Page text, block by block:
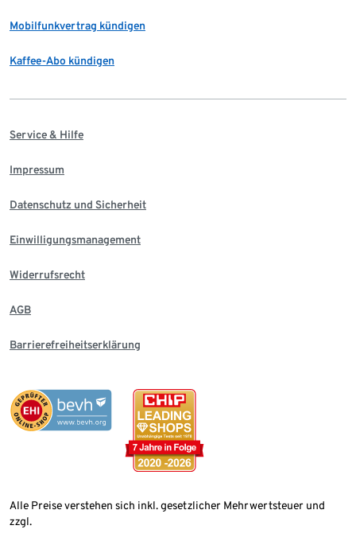
Mobilfunkvertrag kündigen
Kaffee-Abo kündigen
Service & Hilfe
Impressum
Datenschutz und Sicherheit
Einwilligungsmanagement
Widerrufsrecht
AGB
Barrierefreiheitserklärung
Alle Preise verstehen sich inkl. gesetzlicher Mehrwertsteuer und
zzgl.